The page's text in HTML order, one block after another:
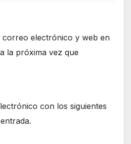
correo electrónico y web en
la próxima vez que
con los siguientes